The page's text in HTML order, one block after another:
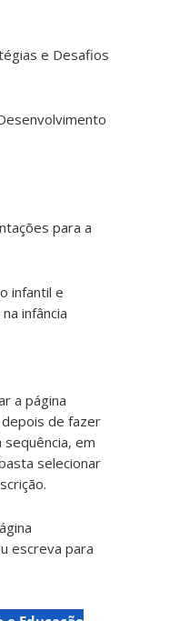
e Desafios
para a
infantil e
infância
a página
de fazer
sequência, em
selecionar
escreva para